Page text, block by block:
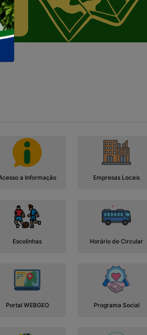
a Informação Empresas Locais
Escolinhas Horário de Circular
Portal WEBGEO Programa Social